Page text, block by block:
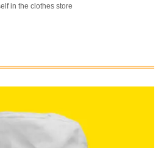
in the clothes store